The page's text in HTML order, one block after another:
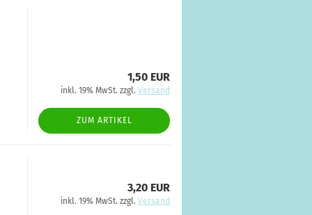
1,50 EUR
inkl. 19% MwSt. zzgl.Versand
ZUM ARTIKEL
3,20 EUR
inkl. 19% MwSt. zzgl.Versand